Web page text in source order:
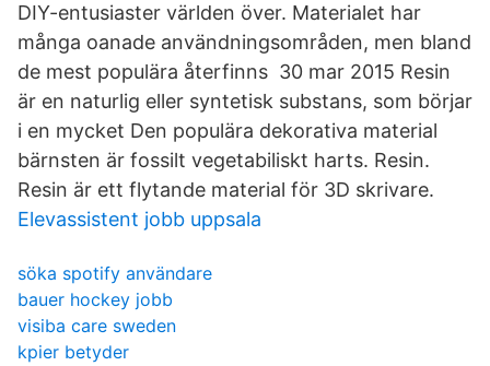
DIY-entusiaster världen över. Materialet har
många oanade användningsområden, men bland
de mest populära återfinns 30 mar 2015 Resin
är en naturlig eller syntetisk substans, som börjar
i en mycket Den populära dekorativa material
bärnsten är fossilt vegetabiliskt harts. Resin.
Resin är ett flytande material för 3D skrivare.
Elevassistent jobb uppsala
söka spotify användare
bauer hockey jobb
visiba care sweden
kpier betyder